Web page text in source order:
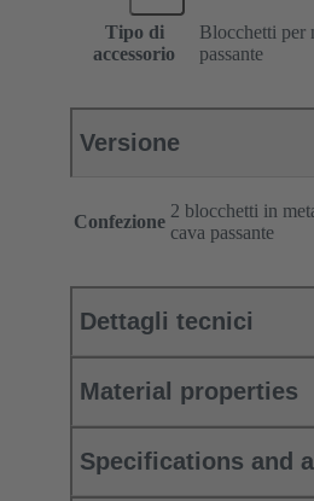
Tipo di
accessorio
Blocchetti per
passante
Versione
Confezione
2 blocchetti in
cava passante
Dettagli tecnici
Material properties
Specifications and